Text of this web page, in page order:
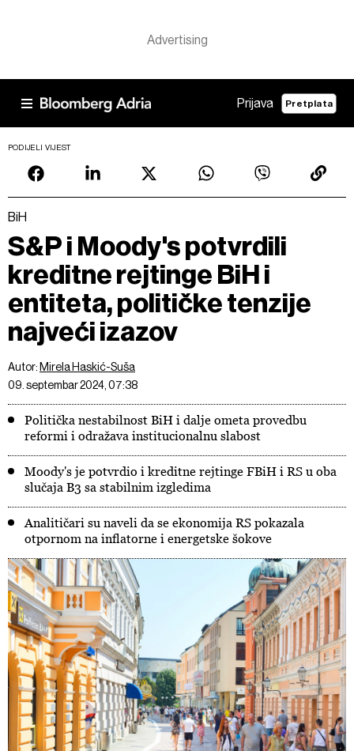
Prijava Pretplata
PODIJELI VIJEST
BiH
S&P i Moody's potvrdili
kreditne rejtinge BiH i
entiteta, političke tenzije
najveći izazov
Autor: Mirela Haskić-Suša
09. septembar 2024, 07:38
Politička nestabilnost BiH i dalje ometa provedbu
reformi i odražava institucionalnu slabost
Moody's je potvrdio i kreditne rejtinge FBiH i RS u oba
slučaja B3 sa stabilnim izgledima
Analitičari su naveli da se ekonomija RS pokazala
otpornom na inflatorne i energetske šokove